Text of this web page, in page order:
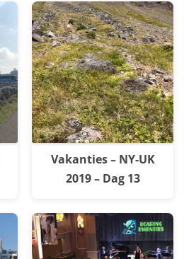
Vakanties – NY-UK
2019 – Dag 13